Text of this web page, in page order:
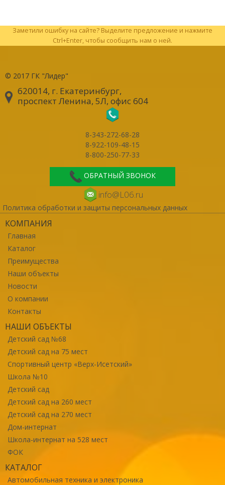
Заметили ошибку на сайте? Выделите предложение и нажмите
Ctrl+Enter, чтобы сообщить нам о ней.
© 2017 ГК "Лидер"
620014, г. Екатеринбург,
проспект Ленина, 5Л, офис 604
8-343-272-68-28
8-922-109-48-15
8-800-250-77-33
ОБРАТНЫЙ ЗВОНОК
info@L06.ru
Политика обработки и защиты персональных данных
КОМПАНИЯ
Главная
Каталог
Преимущества
Наши объекты
Новости
О компании
Контакты
НАШИ ОБЪЕКТЫ
Детский сад №68
Детский сад на 75 мест
Спортивный центр «Верх-Исетский»
Школа №10
Детский сад
Детский сад на 260 мест
Детский сад на 270 мест
Дом-интернат
Школа-интернат на 528 мест
ФОК
КАТАЛОГ
Автомобильная техника и электроника